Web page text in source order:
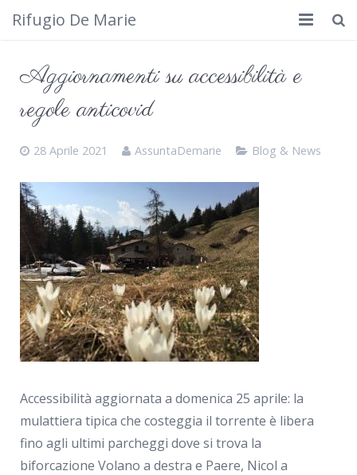
Rifugio De Marie
Dove siamo
Rifugio
Calendario
Foto
Cimbergo da vedere
Contatti
Aggiornamenti su accessibilità e
regole anticovid
28 Aprile 2021 AssuntaDemarie Blog & News
Accessibilità aggiornata a domenica 25 aprile: la
mulattiera tipica che costeggia il torrente è libera
fino agli ultimi parcheggi dove si trova la
biforcazione Volano a destra e Paere, Nicol a